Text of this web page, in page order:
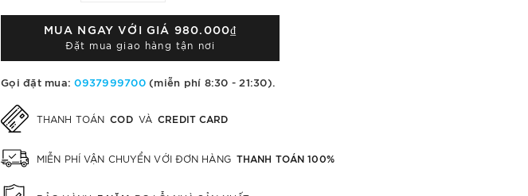
MUA NGAY VỚI GIÁ 980.000₫
Đặt mua giao hàng tận nơi
Gọi đặt mua:0937999700 (miễn phí 8:30 - 21:30).
THANH TOÁN COD VÀ CREDIT CARD
MIỄN PHÍ VẬN CHUYỂN VỚI ĐƠN HÀNG THANH TOÁN 100%